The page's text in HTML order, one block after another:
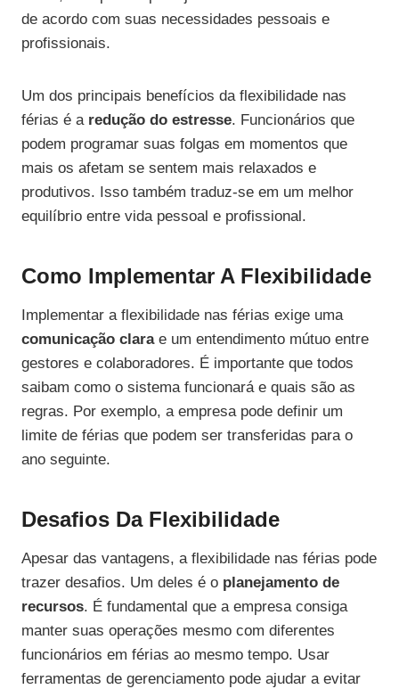
de acordo com suas necessidades pessoais e
profissionais.
Um dos principais benefícios da flexibilidade nas
férias é a redução do estresse. Funcionários que
podem programar suas folgas em momentos que
mais os afetam se sentem mais relaxados e
produtivos. Isso também traduz-se em um melhor
equilíbrio entre vida pessoal e profissional.
Como Implementar A Flexibilidade
Implementar a flexibilidade nas férias exige uma
comunicação clarae um entendimento mútuo entre
gestores e colaboradores. É importante que todos
saibam como o sistema funcionará e quais são as
regras. Por exemplo, a empresa pode definir um
limite de férias que podem ser transferidas para o
ano seguinte.
Desafios Da Flexibilidade
Apesar das vantagens, a flexibilidade nas férias pode
trazer desafios. Um deles é o planejamento de
recursos. É fundamental que a empresa consiga
manter suas operações mesmo com diferentes
funcionários em férias ao mesmo tempo. Usar
ferramentas de gerenciamento pode ajudar a evitar